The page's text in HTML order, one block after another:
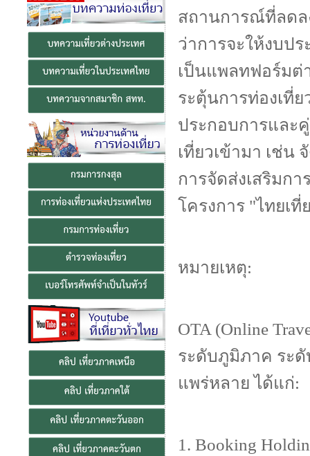
สถานการณ์ที่ลดล
ว่าการจะให้งบป
เป็นแพลทฟอร์มต่
ระตุ้นการท่องเที่
ประกอบการและ
เที่ยวเข้ามา เช่น
การจัดส่งเสริมก
โครงการ "ไทยเ
หมายเหตุ:
OTA (Online
ระดับภูมิภาค ระ
แพร่หลาย ได้แก่:
1. Booking